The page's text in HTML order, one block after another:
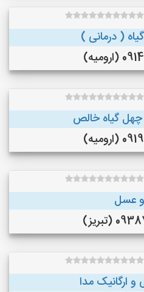
( درمانی )
گیاه خالص
عسل
ارگانیک مدا